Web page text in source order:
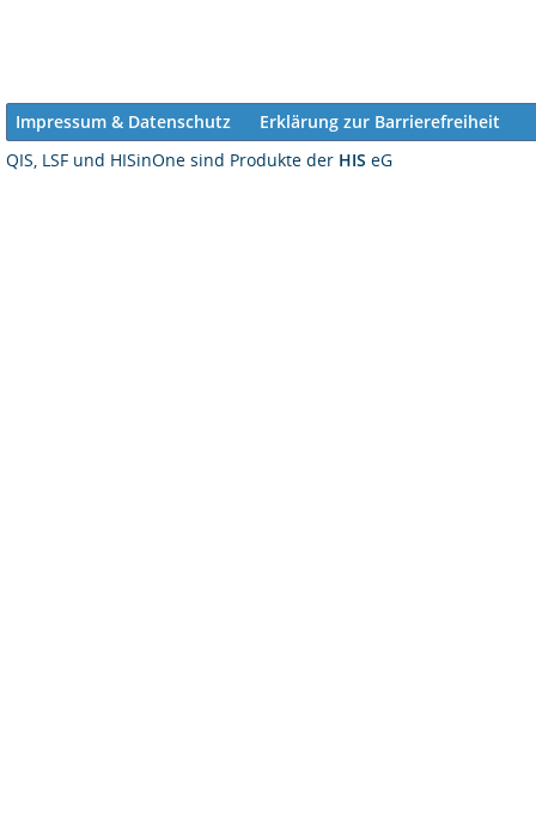
Impressum & Datenschutz
Erklärung zur Barrierefreiheit
QIS, LSF und HISinOne sind Produkte der HIS eG